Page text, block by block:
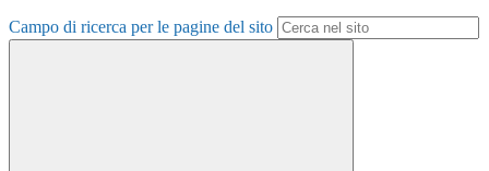
Campo di ricerca per le pagine del sito